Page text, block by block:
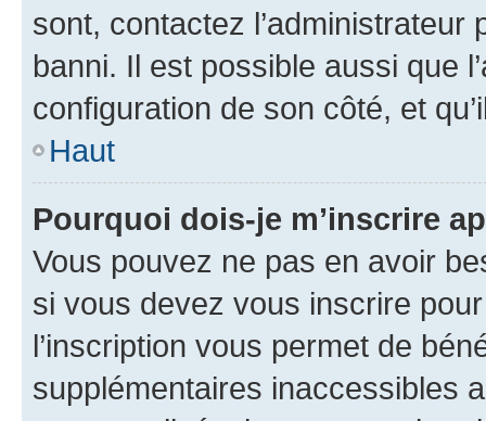
sont, contactez l’administrateur
banni. Il est possible aussi que
configuration de son côté, et
Haut
Pourquoi dois-je m’inscrire
Vous pouvez ne pas en avoir
si vous devez vous inscrire
l’inscription vous permet de
supplémentaires inaccessibles